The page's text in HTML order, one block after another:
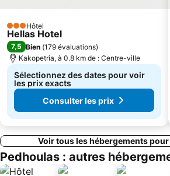
3 Étoiles
Hôtel
Hellas Hotel
7,5 Bien (179 évaluations)
Kakopetria, à 0.8 km de : Centre-ville
Sélectionnez des dates pour voir
les prix exacts
Consulter les prix
Voir tous les hébergements
Pedhoulas : autres